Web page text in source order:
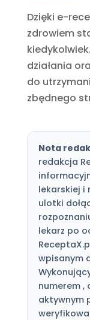
Dzięki e-
zdrowiem
działania
do
zbędnego
Nota
redakcja
lekarskiej i
ulotki
lekarz po
wpisanym
numerem ,
aktywnym